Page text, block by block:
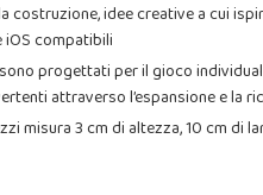
costruzione, idee creative a cui
iOS compatibili
progettati per il gioco
attraverso l’espansione e la
misura 3 cm di altezza, 10 cm di